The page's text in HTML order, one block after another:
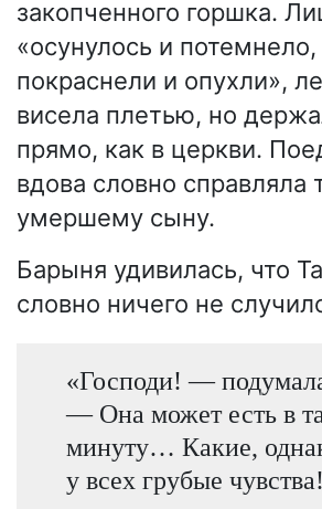
закопченного горшка.
«осунулось и потемнело,
покраснели и опухли»,
висела плетью, но
прямо, как в церкви.
вдова словно справляла
умершему сыну.
Барыня удивилась, что
словно ничего не
«Господи! —
— Она может есть в
минуту… Какие,
у всех грубые